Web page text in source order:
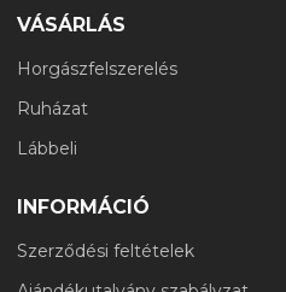
VÁSÁRLÁS
Horgászfelszerelés
Ruházat
Lábbeli
INFORMÁCIÓ
Szerződési feltételek